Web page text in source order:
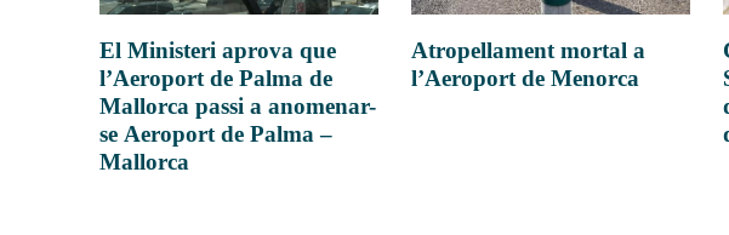
El Ministeri aprova que
l’Aeroport de Palma de
Mallorca passi a anomenar-
se Aeroport de Palma –
Mallorca
Atropellament mortal a
l’Aeroport de Menorca